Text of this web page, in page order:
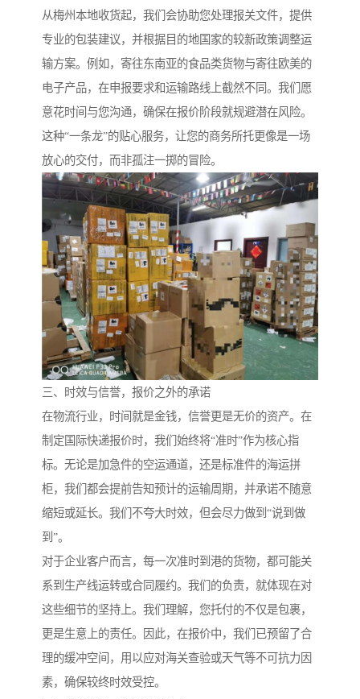
从梅州本地收货起，我们会协助您处理报关文件，提供
专业的包装建议，并根据目的地国家的较新政策调整运
输方案。例如，寄往东南亚的食品类货物与寄往欧美的
电子产品，在申报要求和运输路线上截然不同。我们愿
意花时间与您沟通，确保在报价阶段就规避潜在风险。
这种“一条龙”的贴心服务，让您的商务所托更像是一场
放心的交付，而非孤注一掷的冒险。
三、时效与信誉，报价之外的承诺
在物流行业，时间就是金钱，信誉更是无价的资产。在
制定国际快递报价时，我们始终将“准时”作为核心指
标。无论是加急件的空运通道，还是标准件的海运拼
柜，我们都会提前告知预计的运输周期，并承诺不随意
缩短或延长。我们不夸大时效，但会尽力做到“说到做
到”。
对于企业客户而言，每一次准时到港的货物，都可能关
系到生产线运转或合同履约。我们的负责，就体现在对
这些细节的坚持上。我们理解，您托付的不仅是包裹，
更是生意上的责任。因此，在报价中，我们已预留了合
理的缓冲空间，用以应对海关查验或天气等不可抗力因
素，确保较终时效受控。